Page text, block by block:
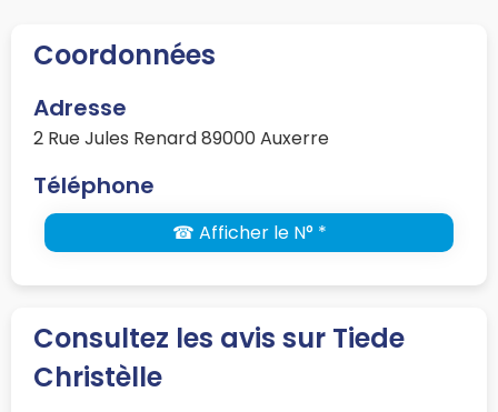
Coordonnées
Adresse
2 Rue Jules Renard 89000 Auxerre
Téléphone
☎ Afficher le N° *
Consultez les avis sur Tiede
Christèlle